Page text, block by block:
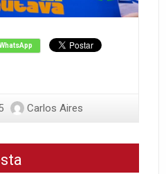
Carlos Aires